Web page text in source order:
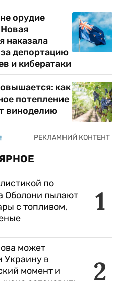
орудие
наказала
депортацию
и кибератаки
как
потепление
виноделию
1
по
Оболони пылают
с топливом,
2
может
Украину в
момент и